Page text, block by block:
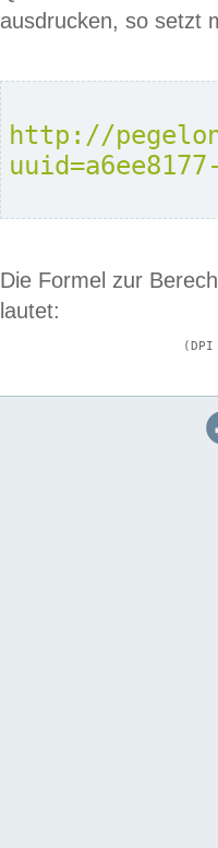
ausdrucken, so setzt
http://
Die Formel zur
lautet: